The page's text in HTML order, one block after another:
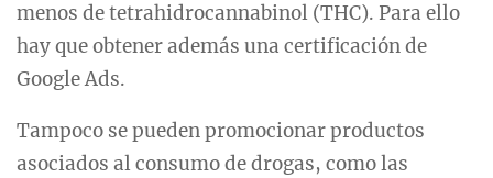
menos de tetrahidrocannabinol (THC). Para ello
hay que obtener además una certificación de
Google Ads.
Tampoco se pueden promocionar productos
asociados al consumo de drogas, como las